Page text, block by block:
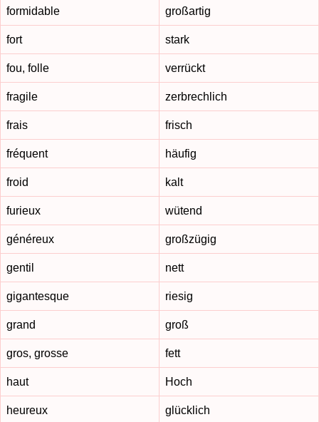
formidable großartig
fort stark
fou, folle verrückt
fragile zerbrechlich
frais frisch
fréquent häufig
froid kalt
furieux wütend
généreux großzügig
gentil nett
gigantesque riesig
grand groß
gros, grosse fett
haut Hoch
heureux glücklich